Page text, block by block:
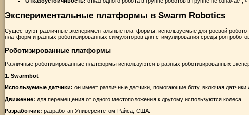
Экспериментальные платформы в Swarm Robotics
Существуют различные экспериментальные платформы, используемые для роевой
платформ и разных роботизированных симуляторов для стимулирования среды роя
Роботизированные платформы
Различные роботизированные платформы используются в разных роботизированных
1. Swarmbot
Используемые датчики: он имеет различные датчики, помогающие боту, включая датчики
Движение: для перемещения от одного местоположения к другому используются колеса.
Разработчик: разработан Университетом Райса, США.